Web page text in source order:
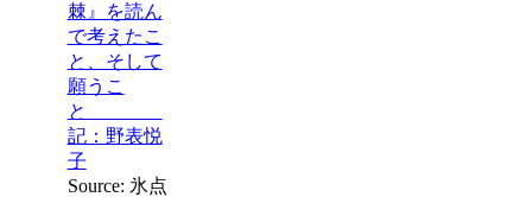
棘』を読ん
で考えたこ
と、そして
願うこ
と
記：野表悦
子
Source: 氷点